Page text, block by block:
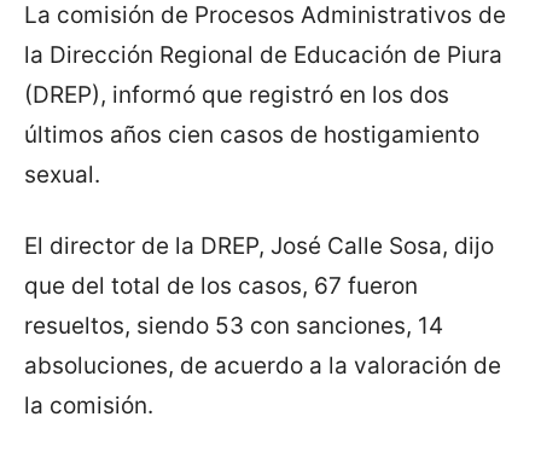
La comisión de Procesos Administrativos de
la Dirección Regional de Educación de Piura
(DREP), informó que registró en los dos
últimos años cien casos de hostigamiento
sexual.
El director de la DREP, José Calle Sosa, dijo
que del total de los casos, 67 fueron
resueltos, siendo 53 con sanciones, 14
absoluciones, de acuerdo a la valoración de
la comisión.